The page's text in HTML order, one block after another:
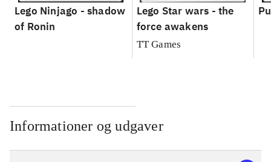
Lego Ninjago - shadow
of Ronin
Lego Star wars - the
force awakens
TT Games
Informationer og udgaver